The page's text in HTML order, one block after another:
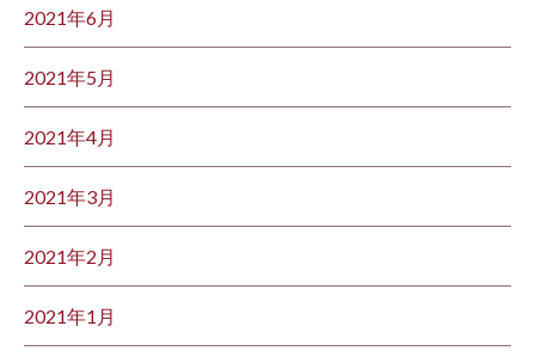
2021年6月
2021年5月
2021年4月
2021年3月
2021年2月
2021年1月